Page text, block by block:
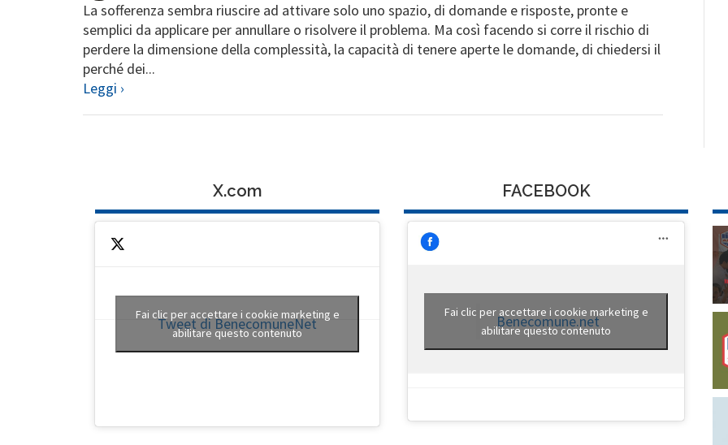
La sofferenza sembra riuscire ad attivare solo uno spazio, di domande e risposte, pronte e
semplici da applicare per annullare o risolvere il problema. Ma così facendo si corre il rischio di
perdere la dimensione della complessità, la capacità di tenere aperte le domande, di chiedersi il
perché dei...
Leggi ›
X.com
Tweet di BenecomuneNet
Fai clic per accettare i cookie marketing e
abilitare questo contenuto
FACEBOOK
Benecomune.net
Fai clic per accettare i cookie marketing e
abilitare questo contenuto